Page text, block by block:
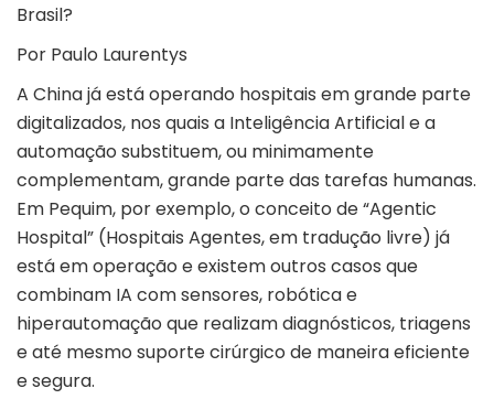
Brasil?
Por Paulo Laurentys
A China já está operando hospitais em grande parte
digitalizados, nos quais a Inteligência Artificiale a
automação substituem, ou minimamente
complementam, grande parte das tarefas humanas.
Em Pequim, por exemplo, o conceito de “Agentic
Hospital” (Hospitais Agentes, em tradução livre) já
está em operação e existem outros casos que
combinam IA com sensores, robótica e
hiperautomação que realizam diagnósticos, triagens
e até mesmo suporte cirúrgico de maneira eficiente
e segura.